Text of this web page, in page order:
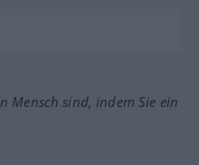
Mensch sind, indem Sie ein